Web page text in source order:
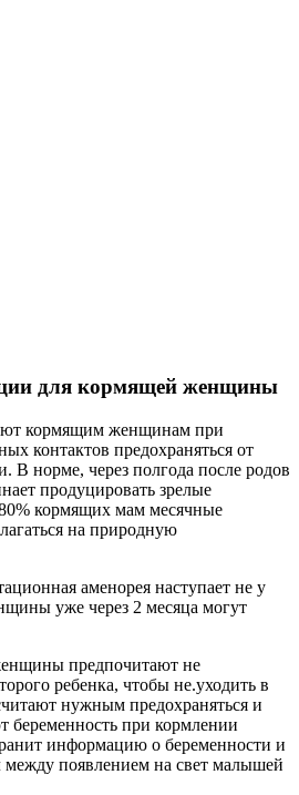
для кормящей женщины
кормящим женщинам при
контактов предохраняться от
В норме, через полгода после родов
продуцировать зрелые
кормящих мам месячные
на природную
аменорея наступает не у
уже через 2 месяца могут
предпочитают не
ребенка, чтобы не.уходить в
нужным предохраняться и
беременность при кормлении
информацию о беременности и
между появлением на свет малышей